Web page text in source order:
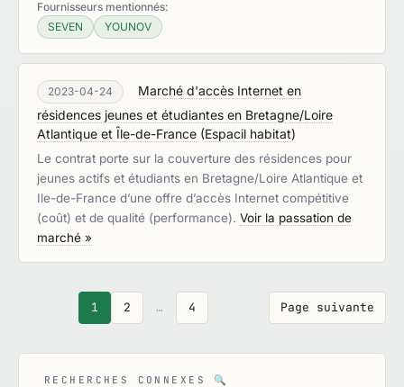
Fournisseurs mentionnés:
SEVEN
YOUNOV
2023-04-24
Marché d'accès Internet en
résidences jeunes et étudiantes en Bretagne/Loire
Atlantique et Île-de-France (Espacil habitat)
Le contrat porte sur la couverture des résidences pour
jeunes actifs et étudiants en Bretagne/Loire Atlantique et
Ile-de-France d’une offre d’accès Internet compétitive
(coût) et de qualité (performance). Voir la passation de
marché »
Page suivante
1 2 … 4
RECHERCHES CONNEXES 🔍